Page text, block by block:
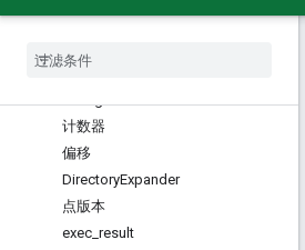
CcCompilationOutput
Compilation
计数器
偏移
DirectoryExpander
点版本
exec result